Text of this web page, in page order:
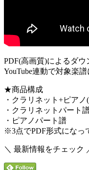
PDF(高画質)によるダウ
YouTube連動で対象楽
★商品構成
・クラリネット+ピア
・クラリネットパート
・ピアノパート譜
※3点でPDF形式になっ
＼ 最新情報をチェック